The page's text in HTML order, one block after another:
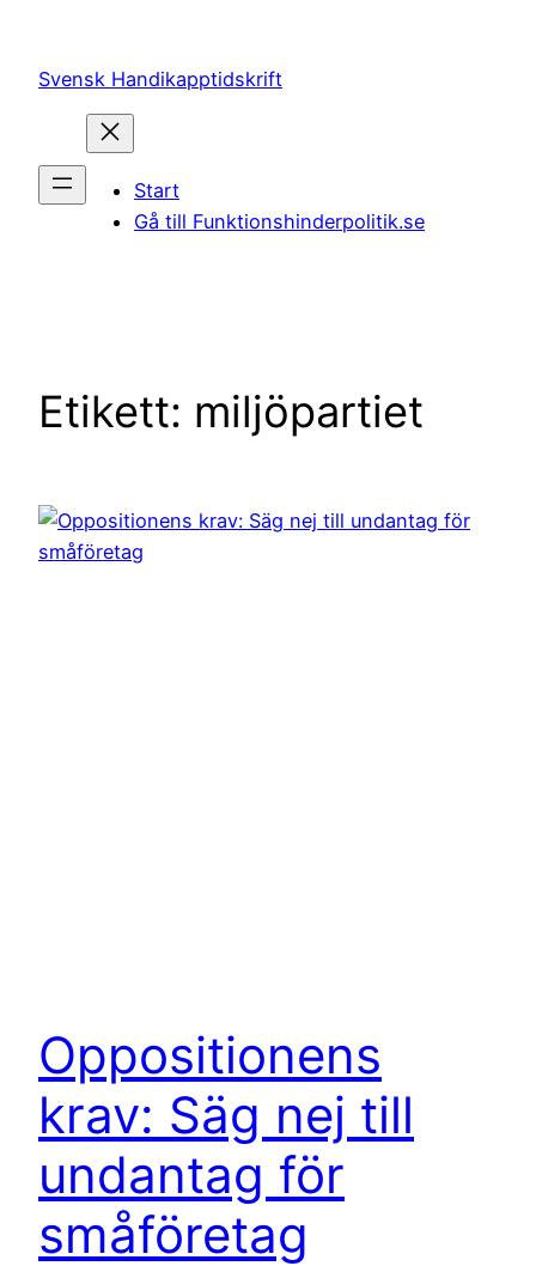
innehåll
Svensk Handikapptidskrift
Start
Gå till Funktionshinderpolitik.se
Etikett: miljöpartiet
Oppositionens
krav: Säg nej till
undantag för
småföretag